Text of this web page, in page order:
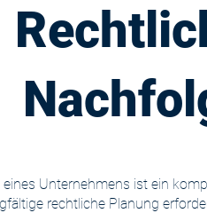
eines Unternehmens ist ein
rechtliche Planung